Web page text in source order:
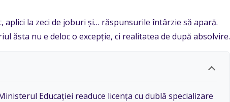
la zeci de joburi și… răspunsurile întârzie să apară.
ăsta nu e deloc o excepție, ci realitatea de după absolvire.
Educației readuce licența cu dublă specializare